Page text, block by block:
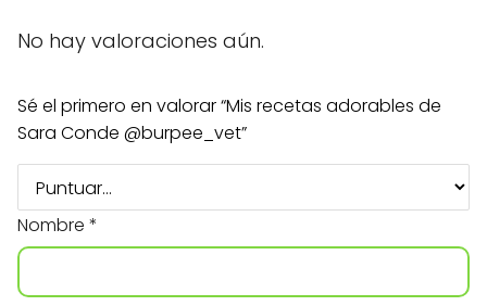
No hay valoraciones aún.
Sé el primero en valorar “Mis recetas adorables de
Sara Conde @burpee_vet”
Nombre *